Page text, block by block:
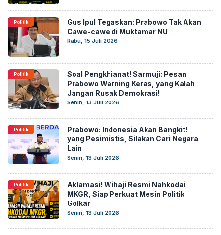
Politik
Gus Ipul Tegaskan: Prabowo Tak Akan
Cawe-cawe di Muktamar NU
Rabu, 15 Juli 2026
Politik
Soal Pengkhianat! Sarmuji: Pesan
Prabowo Warning Keras, yang Kalah
Jangan Rusak Demokrasi!
Senin, 13 Juli 2026
Politik
Prabowo: Indonesia Akan Bangkit!
yang Pesimistis, Silakan Cari Negara
Lain
Senin, 13 Juli 2026
Politik
Aklamasi! Wihaji Resmi Nahkodai
MKGR, Siap Perkuat Mesin Politik
Golkar
Senin, 13 Juli 2026